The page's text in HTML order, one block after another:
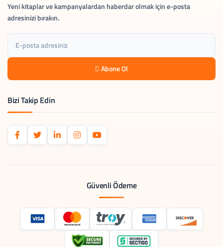
Yeni kitaplar ve kampanyalardan haberdar olmak için e-posta
adresinizi bırakın.
Abone Ol
Bizi Takip Edin
Güvenli Ödeme